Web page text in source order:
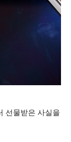
선물받은 사실을